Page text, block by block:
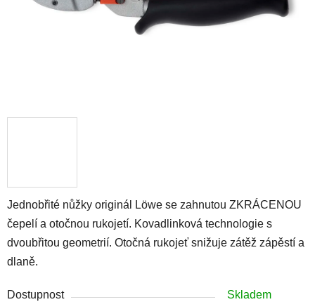
Jednobřité nůžky originál Löwe se zahnutou ZKRÁCENOU
čepelí a otočnou rukojetí. Kovadlinková technologie s
dvoubřitou geometrií. Otočná rukojeť snižuje zátěž zápěstí a
dlaně.
Dostupnost
Skladem